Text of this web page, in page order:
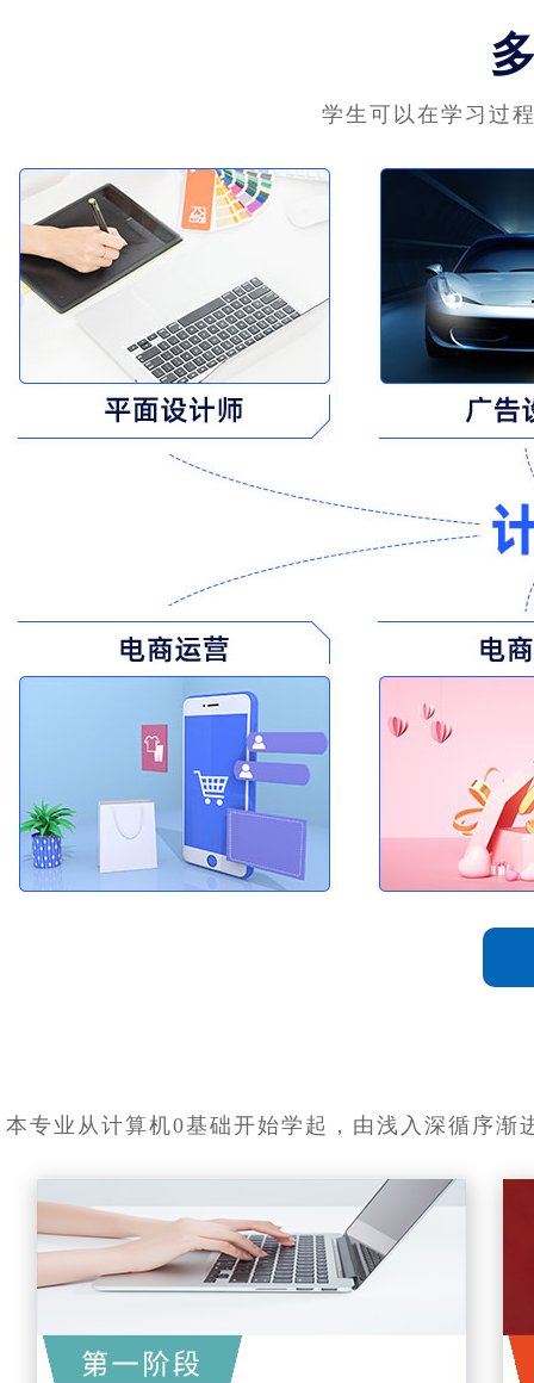
学生可以在学习过
本专业从计算机0基础开始学起，由浅入深循序